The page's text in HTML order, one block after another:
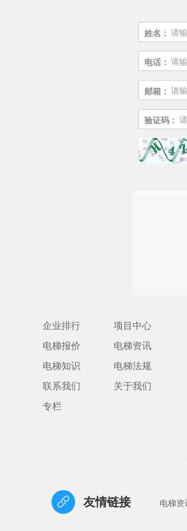
姓名：
电话：
邮箱：
验证码：
企业排行
项目中心
电梯报价
电梯资讯
电梯知识
电梯法规
联系我们
关于我们
专栏
友情链接 电梯资